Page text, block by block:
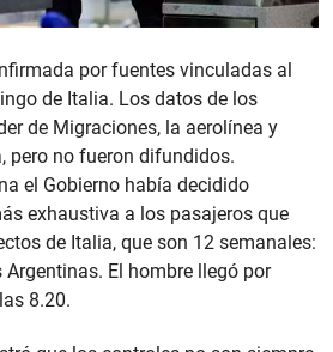
por fuentes vinculadas al
de Italia. Los datos de los
de Migraciones, la aerolínea y
pero no fueron difundidos.
el Gobierno había decidido
exhaustiva a los pasajeros que
de Italia, que son 12 semanales:
El hombre llegó por
8.20.